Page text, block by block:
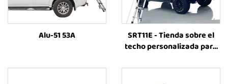
Alu-51 53A
SRT11E - Tienda sobre el
techo personalizada para
exteriores, impermeable,